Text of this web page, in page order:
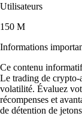
Utilisateurs
150 M
Informations
Ce contenu
Le trading de crypto-
volatilité. Évaluez
récompenses et
de détention de